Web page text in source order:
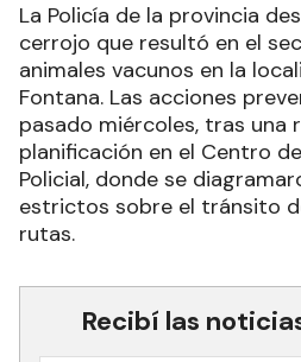
La Policía de la provincia
cerrojo que resultó en el
animales vacunos en la
Fontana. Las acciones
pasado miércoles, tras una
planificación en el Centro
Policial, donde se
estrictos sobre el tránsito
rutas.
Recibí las